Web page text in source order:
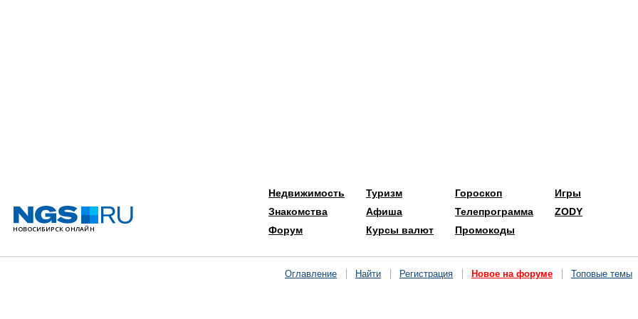
Недвижимость
Знакомства
Форум
Туризм
Афиша
Курсы валют
Гороскоп
Телепрограмма
Промокоды
Игры
ZODY
Оглавление Найти Регистрация Новое на форуме Топовые темы